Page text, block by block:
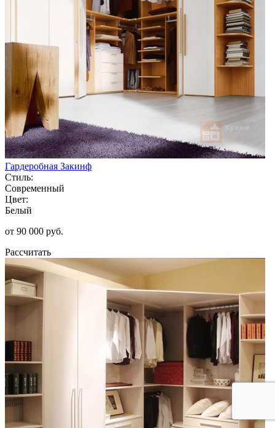
Гардеробная Закинф
Стиль:
Современный
Цвет:
Белый
от 90 000 руб.
Рассчитать